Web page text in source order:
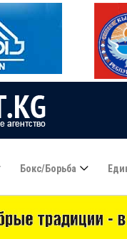
Бокс/борьба